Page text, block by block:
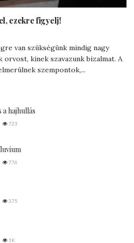
ezekre figyelj!
van szükségünk mindig nagy
orvost, kinek szavazunk bizalmat. A
szempontok,...
a hajhullás
723
776
375
1K